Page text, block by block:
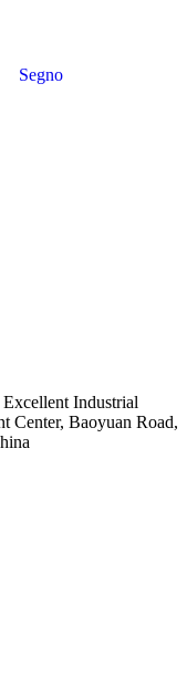
Industrial
Center, Baoyuan Road,